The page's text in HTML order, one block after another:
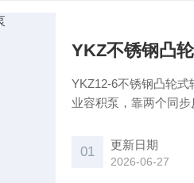
YKZ不锈钢凸
YKZ12-6不锈钢凸轮
业容积泵，靠两个同
01 更新日期
2026-06-27